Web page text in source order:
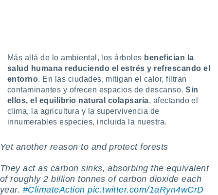
sean
el sitio
se
para
ni para
no
Puedes
Más allá de lo ambiental, los árboles benefician la
salud humana reduciendo el estrés y refrescando el
entorno. En las ciudades, mitigan el calor, filtran
contaminantes y ofrecen espacios de descanso.Sin
ellos, el equilibrio natural colapsaría, afectando el
clima, la agricultura y la supervivencia de
innumerables especies, incluida la nuestra.
Yet another reason to and protect forests
They act as carbon sinks, absorbing the equivalent
of roughly 2 billion tonnes of carbon dioxide each
year. #ClimateAction pic.twitter.com/1aRyn4wCrD